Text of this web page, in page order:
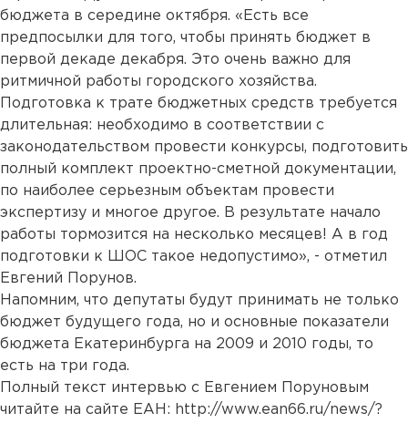
бюджета в середине октября. «Есть все
предпосылки для того, чтобы принять бюджет в
первой декаде декабря. Это очень важно для
ритмичной работы городского хозяйства.
Подготовка к трате бюджетных средств требуется
длительная: необходимо в соответствии с
законодательством провести конкурсы, подготовить
полный комплект проектно-сметной документации,
по наиболее серьезным объектам провести
экспертизу и многое другое. В результате начало
работы тормозится на несколько месяцев! А в год
подготовки к ШОС такое недопустимо», - отметил
Евгений Порунов.
Напомним, что депутаты будут принимать не только
бюджет будущего года, но и основные показатели
бюджета Екатеринбурга на 2009 и 2010 годы, то
есть на три года.
Полный текст интервью с Евгением Поруновым
читайте на сайте ЕАН: http://www.ean66.ru/news/?